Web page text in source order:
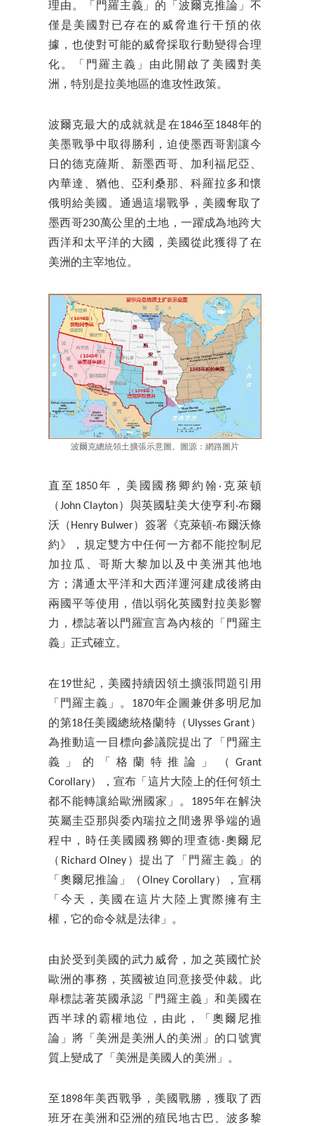
理由。「門羅主義」的「波爾克推論」不
僅是美國對已存在的威脅進行干預的依
據，也使對可能的威脅採取行動變得合理
化。「門羅主義」由此開啟了美國對美
洲，特別是拉美地區的進攻性政策。
波爾克最大的成就就是在1846至1848年的
美墨戰爭中取得勝利，迫使墨西哥割讓今
日的德克薩斯、新墨西哥、加利福尼亞、
內華達、猶他、亞利桑那、科羅拉多和懷
俄明給美國。通過這場戰爭，美國奪取了
墨西哥230萬公里的土地，一躍成為地跨大
西洋和太平洋的大國，美國從此獲得了在
美洲的主宰地位。
波爾克總統領土擴張示意圖。圖源：網路圖片
直至1850年，美國國務卿約翰‧克萊頓
（John Clayton）與英國駐美大使亨利‧布爾
沃（Henry Bulwer）簽署《克萊頓-布爾沃條
約》，規定雙方中任何一方都不能控制尼
加拉瓜、哥斯大黎加以及中美洲其他地
方；溝通太平洋和大西洋運河建成後將由
兩國平等使用，借以弱化英國對拉美影響
力，標誌著以門羅宣言為內核的「門羅主
義」正式確立。
在19世紀，美國持續因領土擴張問題引用
「門羅主義」。1870年企圖兼併多明尼加
的第18任美國總統格蘭特（Ulysses Grant）
為推動這一目標向參議院提出了「門羅主
義」的「格蘭特推論」（Grant
Corollary），宣布「這片大陸上的任何領土
都不能轉讓給歐洲國家」。1895年在解決
英屬圭亞那與委內瑞拉之間邊界爭端的過
程中，時任美國國務卿的理查德‧奧爾尼
（Richard Olney）提出了「門羅主義」的
「奧爾尼推論」（Olney Corollary），宣稱
「今天，美國在這片大陸上實際擁有主
權，它的命令就是法律」。
由於受到美國的武力威脅，加之英國忙於
歐洲的事務，英國被迫同意接受仲裁。此
舉標誌著英國承認「門羅主義」和美國在
西半球的霸權地位，由此，「奧爾尼推
論」將「美洲是美洲人的美洲」的口號實
質上變成了「美洲是美國人的美洲」。
至1898年美西戰爭，美國戰勝，獲取了西
班牙在美洲和亞洲的殖民地古巴、波多黎